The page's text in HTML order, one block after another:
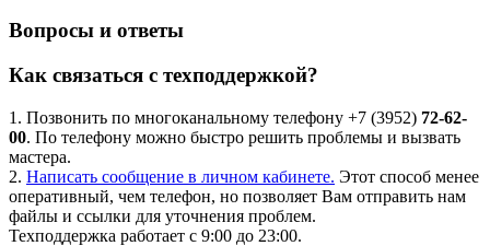
Вопросы и ответы
Как связаться с техподдержкой?
1. Позвонить по многоканальному телефону +7 (3952) 72-62-
00. По телефону можно быстро решить проблемы и вызвать
мастера.
2. Написать сообщение в личном кабинете. Этот способ менее
оперативный, чем телефон, но позволяет Вам отправить нам
файлы и ссылки для уточнения проблем.
Техподдержка работает с 9:00 до 23:00.